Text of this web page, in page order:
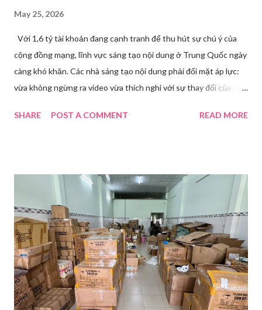
May 25, 2026
Với 1,6 tỷ tài khoản đang cạnh tranh để thu hút sự chú ý của
cộng đồng mạng, lĩnh vực sáng tạo nội dung ở Trung Quốc ngày
càng khó khăn. Các nhà sáng tạo nội dung phải đối mặt áp lực:
vừa không ngừng ra video vừa thích nghi với sự thay đổi của các
Huawei tại Hội nghị Di động Thế giới tại Thượng Hải năm 2021.
thay đồ. Chỉ trong vài phút, phòng khách được sắp xếp lại. Hai
đèn chiếu ngược sáng bật lên. Một chiếc điện thoại được gắn cố
định. Cả ba người vào vị trí. Wu đã chuẩn bị sẵn lời thoại và trao
đổi trước cách diễn đạt với ông và mẹ, thậm chí còn bàn xem
dùng từ nào trong phương ngữ Thượng Hải nghe tự nhiên nhất
trên camera. Ông cô nhăn mặt khi nghe giải thích về Thế vận
hội Mùa đông. “Người già như tụi ông không hiểu mấy cái này...
SHARE POST A COMMENT READ MORE